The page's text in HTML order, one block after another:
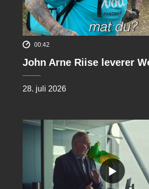
00:42
John Arne Riise leverer
28. juli 2026